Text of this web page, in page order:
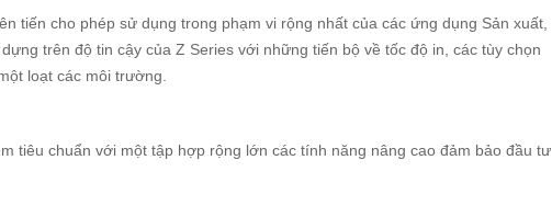
tiến cho phép sử dụng trong phạm vi rộng nhất của các ứng dụng Sản xuất,
trên độ tin cậy của Z Series với những tiến bộ về tốc độ in, các tùy chọn
loạt các môi trường.
tiêu chuẩn với một tập hợp rộng lớn các tính năng nâng cao đảm bảo đầu tư